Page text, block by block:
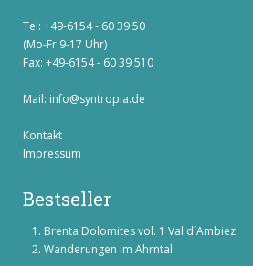
Tel: +49-6154 - 60 39 50
(Mo-Fr 9-17 Uhr)
Fax: +49-6154 - 60 39 510
Mail: info@syntropia.de
Kontakt
Impressum
Bestseller
Brenta Dolomites vol. 1 Val d´Ambiez
Wanderungen im Ahrntal